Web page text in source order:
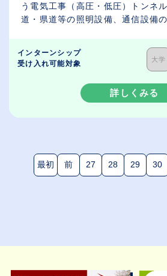
う電気工事（高圧・低圧）トンネ
道・県道等の照明設備、通信設備
インターンシップ
受け入れ可能対象
大学
詳しくみる
最初 前 27 28 29 30